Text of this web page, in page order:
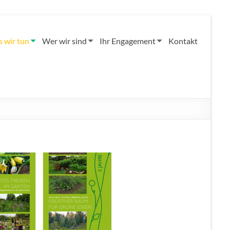
wir tun Wer wir sind Ihr Engagement Kontakt